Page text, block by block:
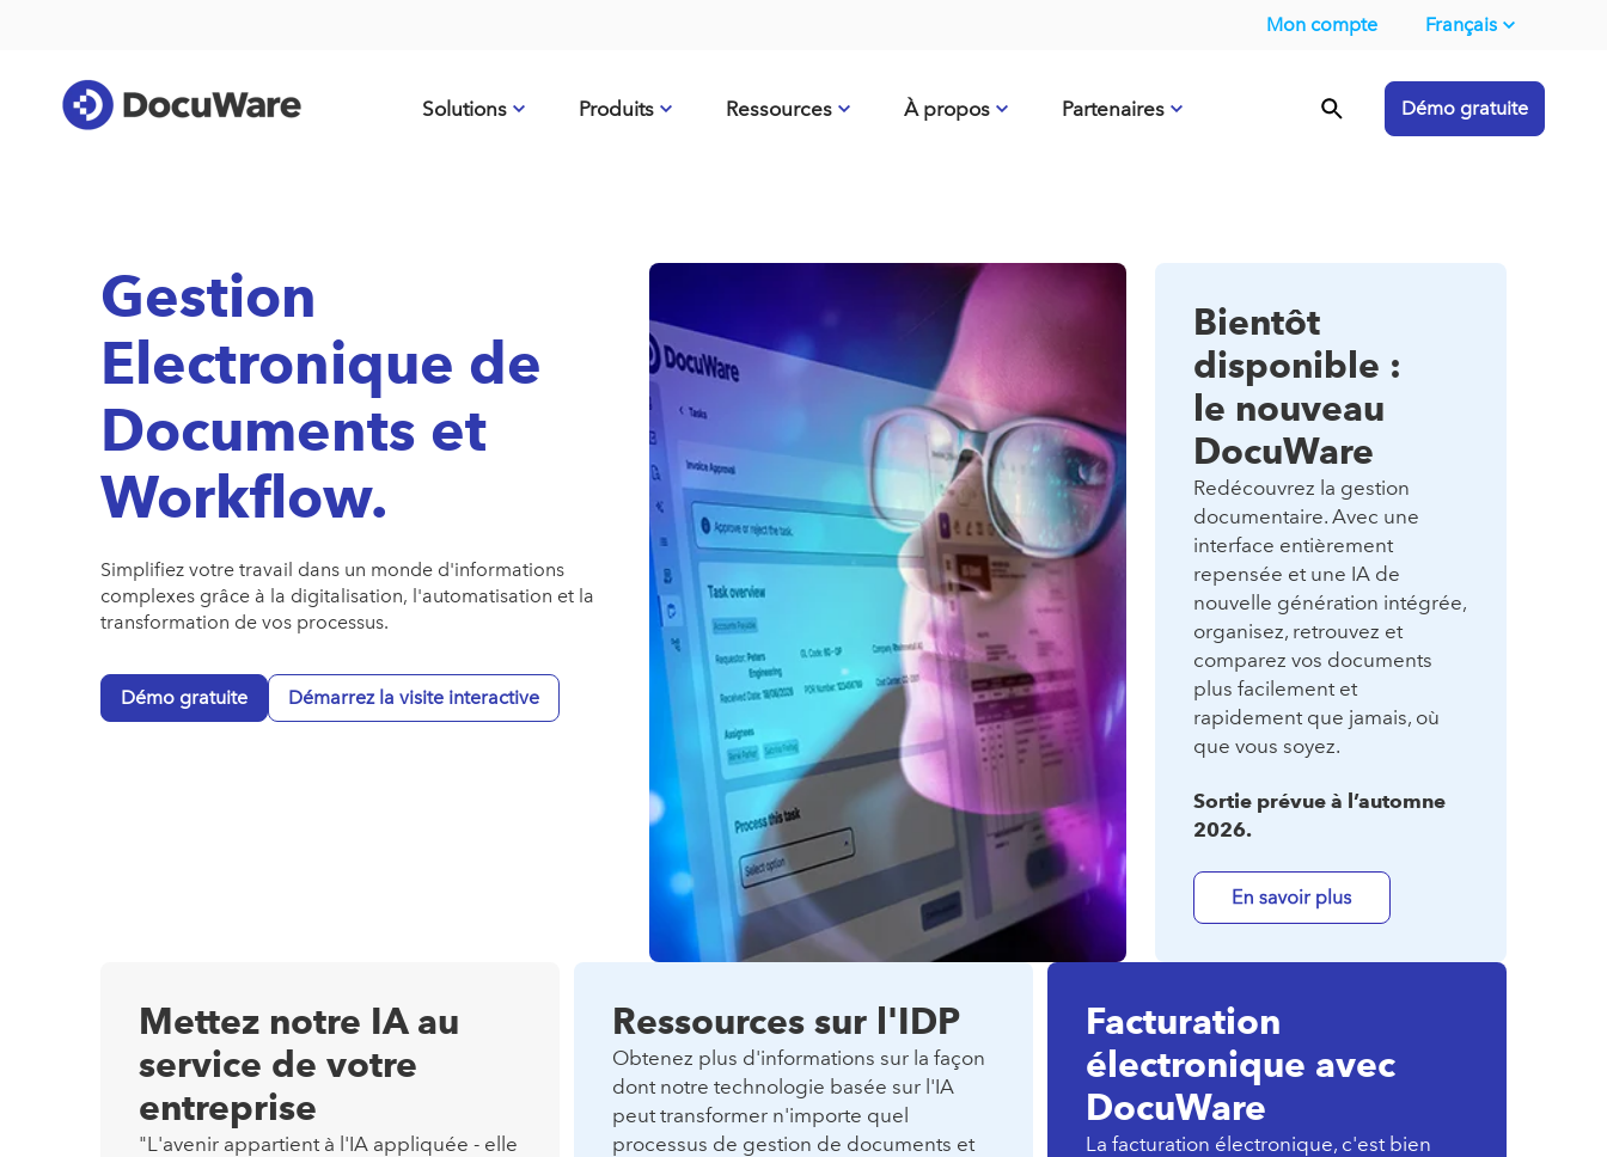
Mon compte Français
Solutions Produits Ressources À propos Partenaires Démo gratuite
Gestion
Electronique de
Documents et
Workflow.
Simplifiez votre travail dans un monde d'informations
complexes grâce à la digitalisation, l'automatisation et la
transformation de vos processus.
Démo gratuite Démarrez la visite interactive
Bientôt
disponible :
le nouveau
DocuWare
Redécouvrez la gestion
documentaire. Avec une
interface entièrement
repensée et une IA de
nouvelle génération intégrée,
organisez, retrouvez et
comparez vos documents
plus facilement et
rapidement que jamais, où
que vous soyez.
Sortie prévue à l’automne
2026.
Mettez notre IA au
service de votre
entreprise
"L'avenir appartient à l'IA appliquée - elle
Ressources sur l'IDP
Obtenez plus d'informations sur la façon
dont notre technologie basée sur l'IA
peut transformer n'importe quel
processus de gestion de documents et
Facturation
électronique avec
DocuWare
La facturation électronique, c'est bien